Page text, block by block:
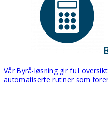
Vår Byrå-løsning gir full
automatiserte rutiner som